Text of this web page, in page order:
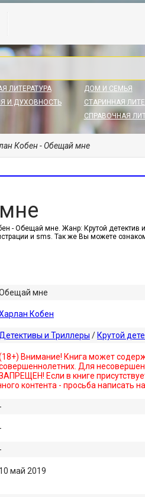
ЛИТЕРАТУРА
И ДУХОВНОСТЬ
ДОМ И СЕМЬЯ
СТАРИННАЯ
СПРАВОЧНАЯ
Кобен - Обещай мне
- Обещай мне. Жанр: Крутой детектив
и sms. Так же Вы можете
мне
Кобен
Детективы и Триллеры / Крутой
Внимание! Книга может
Для
Если в книге
контента - просьба написать
-
-
-
10 май 2019